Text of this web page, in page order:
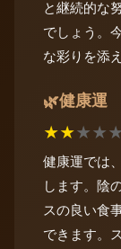
と継続的な
でしょう。
な彩りを添
🌿健康運
★★★★★
健康運では
します。陰
スの良い食
できます。